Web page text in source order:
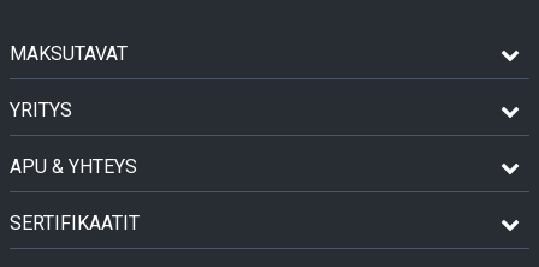
MAKSUTAVAT
YRITYS
APU & YHTEYS
SERTIFIKAATIT